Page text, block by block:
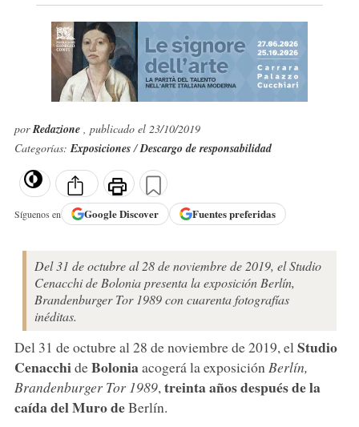
porRedazione , publicado el 23/10/2019
Categorías:Exposiciones/Descargo de responsabilidad
Síguenos en GoogleDiscover Fuentes preferidas
Del 31 de octubre al 28 de noviembre de 2019, el Studio
Cenacchi de Bolonia presenta la exposición Berlín,
Brandenburger Tor 1989 con cuarenta fotografías
inéditas.
Del 31 de octubre al 28 de noviembre de 2019, el Studio
CenacchideBoloniaacogerá la exposición Berlín,
Brandenburger Tor 1989, treinta años después de la
caída del Muro deBerlín.